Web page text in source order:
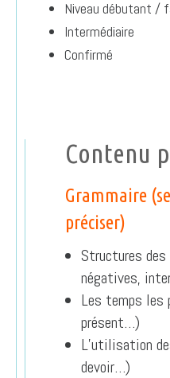
Niveau débutant /
Intermédiaire
Confirmé
Contenu
Grammaire
préciser)
Structures
négatives,
Les temps les
présent…)
L’utilisation
devoir…)